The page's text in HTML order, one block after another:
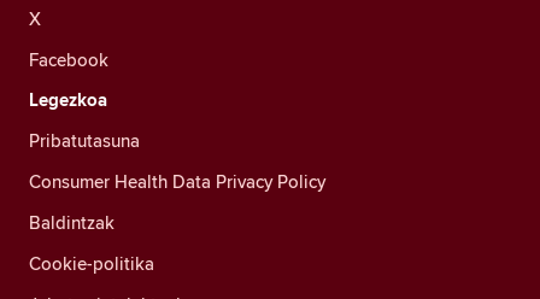
X
Facebook
Legezkoa
Pribatutasuna
Consumer Health Data Privacy Policy
Baldintzak
Cookie-politika